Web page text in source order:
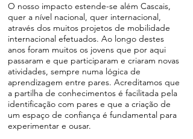
O nosso impacto estende-se além Cascais,
quer a nível nacional, quer internacional,
através dos muitos projetos de mobilidade
internacional efetuados. Ao longo destes
anos foram muitos os jovens que por aqui
passaram e que participaram e criaram novas
atividades, sempre numa lógica de
aprendizagem entre pares. Acreditamos que
a partilha de conhecimentos é facilitada pela
identificação com pares e que a criação de
um espaço de confiança é fundamental para
experimentar e ousar.